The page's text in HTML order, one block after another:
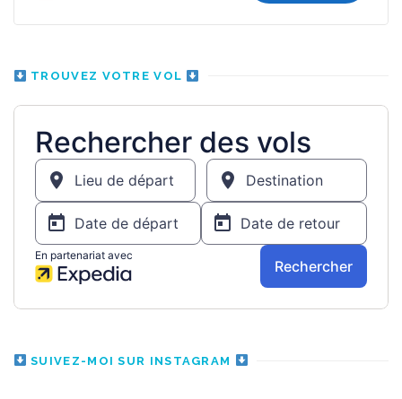
TROUVEZ VOTRE VOL
SUIVEZ-MOI SUR INSTAGRAM